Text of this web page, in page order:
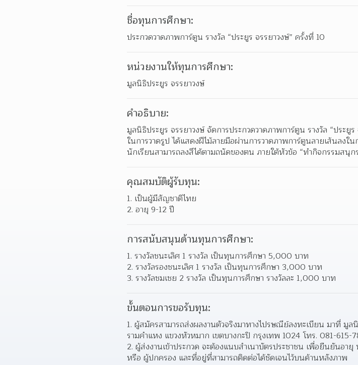
ชื่อทุนการศึกษา:
ประกวดวาดภาพการ์ตูน รางวัล “ประยูร จรรยาวงษ์” ครั้งที่ 10
หน่วยงานให้ทุนการศึกษา:
มูลนิธิประยูร จรรยาวงษ์
คำอธิบาย:
มูลนิธิประยูร จรรยาวงษ์ จัดการประกวดวาดภาพการ์ตูน รางวัล “ประ
ในการวาดรูป ได้แสดงฝีไม้ลายมือผ่านการวาดภาพการ์ตูนลายเส้นลงใ
นักเรียนสามารถลงสีได้ตามถนัดของตน ภายใต้หัวข้อ “ทำกิจกรรมสนุ
คุณสมบัติผู้รับทุน:
1. เป็นผู้มีสัญชาติไทย
2. อายุ 9-12 ปี
การสนับสนุนด้านทุนการศึกษา:
1. รางวัลชนะเลิศ 1 รางวัล เป็นทุนการศึกษา 5,000 บาท
2. รางวัลรองชนะเลิศ 1 รางวัล เป็นทุนการศึกษา 3,000 บาท
3. รางวัลชมเชย 2 รางวัล เป็นทุนการศึกษา รางวัลละ 1,000 บาท
ขั้นตอนการขอรับทุน:
1. ผู้สมัครสามารถส่งผลงานตัวจริงมาทางไปรษณีย์ลงทะเบียน มาที่ มูล
รามคำแหง แขวงหัวหมาก เขตบางกะปิ กรุงเทพ 1024 โทร. 081-615-
2. ผู้ส่งงานเข้าประกวด จะต้องแนบสำเนาบัตรประชาชน เพื่อยืนยันอ
หรือ ผู้ปกครอง และที่อยู่ที่สามารถติดต่อได้ชัดเจนไว้บนด้านหลังภาพ